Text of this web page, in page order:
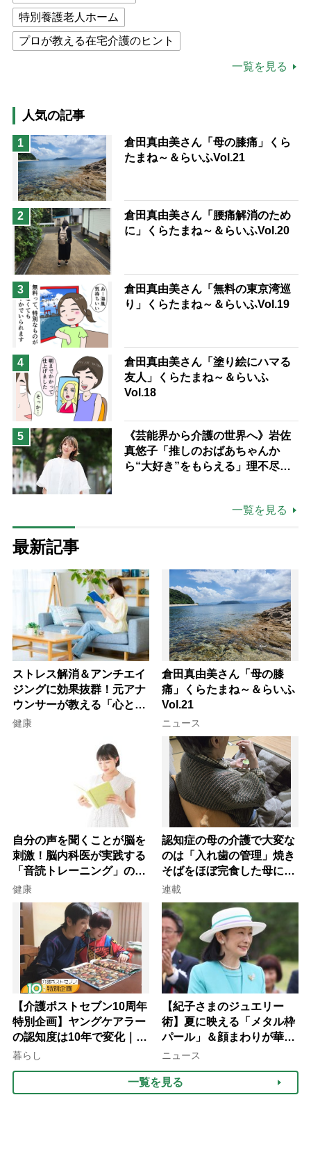
特別養護老人ホーム
プロが教える在宅介護のヒント
猫が母になつきません
息子の遠距離介護サバイバル術
兄がボケました
便利なサービス
予防法
一覧を見る
人気の記事
1
倉田真由美さん「母の膝痛」くら
たまね～＆らいふVol.21
2
倉田真由美さん「腰痛解消のため
に」くらたまね～＆らいふVol.20
3
倉田真由美さん「無料の東京湾巡
り」くらたまね～＆らいふVol.19
4
倉田真由美さん「塗り絵にハマる
友人」くらたまね～＆らいふ
Vol.18
5
《芸能界から介護の世界へ》岩佐
真悠子「推しのおばあちゃんか
ら“大好き”をもらえる」理不尽さ
一覧を見る
最新記事
ストレス解消＆アンチエイ
ジングに効果抜群！元アナ
ウンサーが教える「心と体
を元気にする音読の習慣」
健康
倉田真由美さん「母の膝
痛」くらたまね～＆らいふ
Vol.21
ニュース
自分の声を聞くことが脳を
刺激！脳内科医が実践する
「音読トレーニング」の極
意
健康
認知症の母の介護で大変な
のは「入れ歯の管理」焼き
そばをほぼ完食した母に息
子が血の気が引いた理由
連載
【介護ポストセブン10周年
特別企画】ヤングケアラー
の認知度は10年で変化｜流
行語大賞にノミネート、法
律にも明記されたが果たし
暮らし
【紀子さまのジュエリー
術】夏に映える「メタル枠
パール」＆顔まわりが華や
ぐ「揺れる一粒」の使い分
け方
ニュース
一覧を見る